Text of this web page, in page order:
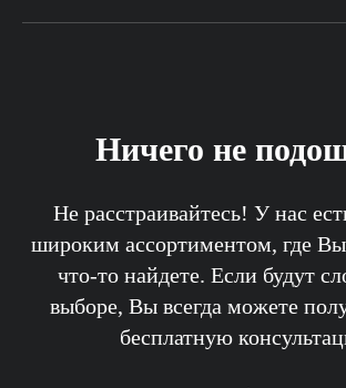
Ничего не
Не расстраивайтесь! У нас
широким ассортиментом, где Вы
что-то найдете. Если будут
выборе, Вы всегда можете
бесплатную